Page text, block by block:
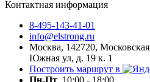
Контактная информация
8-495-143-41-01
info@elstrong.ru
Москва, 142720,
Южная ул, д. 19 к. 1
Построить маршрут в
Пн-Пт 10:00 - 18:00